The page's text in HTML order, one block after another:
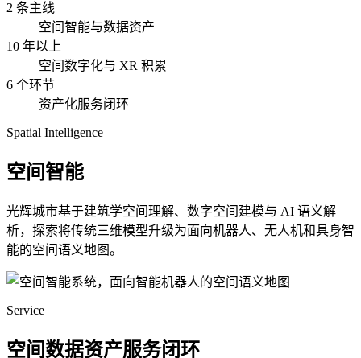
2 条主线
空间智能与数据资产
10 年以上
空间数字化与 XR 积累
6 个环节
资产化服务闭环
Spatial Intelligence
空间智能
光辉城市基于建筑学空间理解、数字空间建模与 AI 语义解
析，探索将传统三维模型升级为面向机器人、无人机和具身智
能的空间语义地图。
Service
空间数据资产服务闭环